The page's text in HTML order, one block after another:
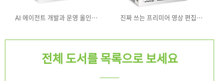
AI 에이전트 개발과 운영 올인원 진짜 쓰는 프리미어 영상 편집
전체 도서를 목록으로 보세요